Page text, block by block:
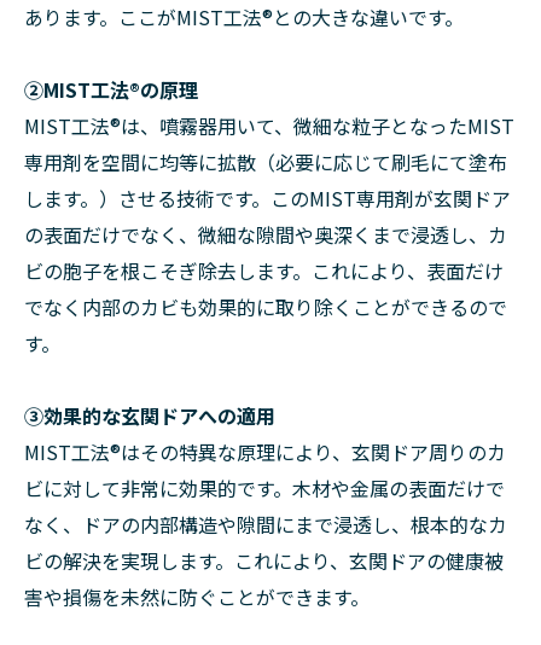
あります。ここがMIST工法®との大きな違いです。
②MIST工法®の原理
MIST工法®は、噴霧器用いて、微細な粒子となったMIST
専用剤を空間に均等に拡散（必要に応じて刷毛にて塗布
します。）させる技術です。このMIST専用剤が玄関ドア
の表面だけでなく、微細な隙間や奥深くまで浸透し、カ
ビの胞子を根こそぎ除去します。これにより、表面だけ
でなく内部のカビも効果的に取り除くことができるので
す。
➂効果的な玄関ドアへの適用
MIST工法®はその特異な原理により、玄関ドア周りのカ
ビに対して非常に効果的です。木材や金属の表面だけで
なく、ドアの内部構造や隙間にまで浸透し、根本的なカ
ビの解決を実現します。これにより、玄関ドアの健康被
害や損傷を未然に防ぐことができます。